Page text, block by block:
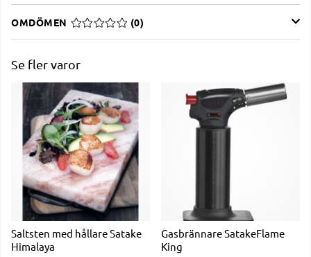
OMDÖMEN MEDELBETYG 0 AV 5 ANTAL BETYG 0
(0)
Se fler varor
Saltsten med hållare Satake
Himalaya
Gasbrännare SatakeFlame
King